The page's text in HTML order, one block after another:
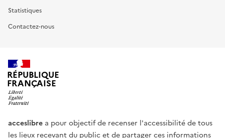
Statistiques
Contactez-nous
RÉPUBLIQUE
FRANÇAISE
acceslibre a pour objectif de recenser l'accessibilité de tous
les lieux recevant du public et de partager ces informations